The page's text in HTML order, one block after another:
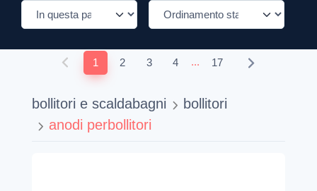
1 2 3 4 ... 17
bollitori e scaldabagni
bollitori
anodi perbollitori